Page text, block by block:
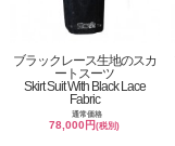
ブラックレース生地のスカ
ートスーツ
Skirt Suit With Black Lace
Fabric
通常価格
78,000円(税別)